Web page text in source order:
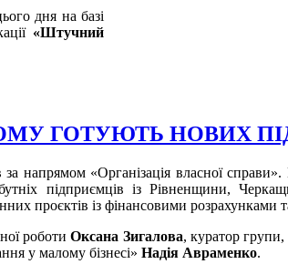
дня на базі
«Штучний
ГОТУЮТЬ НОВИХ
напрямом «Організація власної справи».
підприємців із Рівненщини,
проєктів із фінансовими розрахунками
роботиОксана Зигалова, куратор
у малому бізнесі» Надія Авраменко.